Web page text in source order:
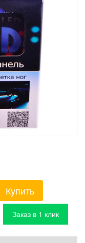
Купить
Заказ в 1 клик